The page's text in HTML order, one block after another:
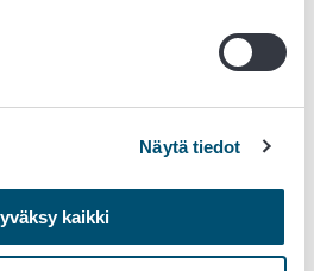
Näytä tiedot
kaikki
kunnissa